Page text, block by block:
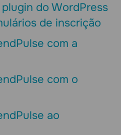
do WordPress
de inscrição
com a
com o
ao